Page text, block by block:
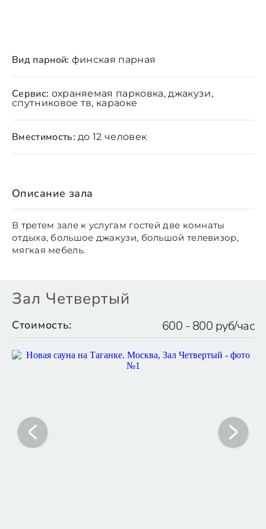
Вид парной: финская парная
Сервис: охраняемая парковка, джакузи,
спутниковое тв, караоке
Вместимость: до 12 человек
Описание зала
В третем зале к услугам гостей две комнаты
отдыха, большое джакузи, большой телевизор,
мягкая мебель.
Зал Четвертый
Стоимость: 600 - 800 руб/час